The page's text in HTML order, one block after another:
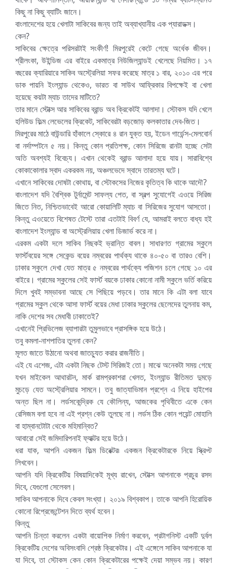
কিছু না কিছু ব্যাটিং জানে।
বাংলাদেশের হয়ে খেলাটা সাকিবের জন্য তাই অব্যাখ্যানীয় এক প্যারাডক্স।
কেন?
সাকিবের ক্ষেত্রে পরিসরটাই সংকীর্ণ! মিরপুরেই কেটে গেছে অর্ধেক জীবন।
শ্রীলংকা, উইন্ডিজ এর বাইরে একমাত্র নিউজিল্যান্ডই খেলেছে নিয়মিত। ১৭
বছরের ক্যারিয়ারে সাকিব অস্ট্রেলিয়া সফর করেছে মাত্র ১ বার, ২০১০ এর পরে
ডাক পায়নি ইংল্যান্ড থেকেও, ভারত বা সাউথ আফ্রিকার বিপক্ষেই বা খেলা
হয়েছে কয়টা ম্যাচ তাদের মাটিতে?
তার মানে স্টোক্স আর সাকিবের ব্রান্ড অব ক্রিকেটই আলাদা। স্টোকস যদি খেলে
হলিউড ফিল্ম লেভেলের ক্রিকেট, সাকিবেরটা বড়জোড় কলকাতার দেব-জিত।
মিরপুরের মাঠে বাউন্ডারি হাঁকালে স্কোরে ৪ রান যুক্ত হয়, ইডেন গার্ডেন্স-মেলবোর্ন
বা নর্দাম্পটনে ৫ নয়। কিন্তু কোন প্রতিপক্ষ, কোন সিরিজে রানটা হচ্ছে সেটা
অতি অবশ্যই বিবেচ্য। এখান থেকেই ব্রান্ড আলাদা হয়ে যায়। সারাবিশ্বে
কোকাকোলার স্বাদ একরকম নয়, অঞ্চলভেদে স্বাদে তারতম্য ঘটে।
এখানে সাকিবের দোষটা কোথায়, বা স্টোকসের নিজের কৃতিত্ব কি থাকে আদৌ?
বাংলাদেশ যদি বৈশ্বিক টুর্নামেন্ট সাফল্য পেত, বা স্বল্প সুযোগেই এওয়ে সিরিজ
জিতে নিত, নিশ্চিতভাবেই আরো কোয়ালিটি ম্যাচ বা সিরিজের সুযোগ আসতো।
কিন্তু এওয়েতে বিশেষত টেস্টে তারা এতটাই বিবর্ণ যে, আমরাই বলতে বাধ্য হই
বাংলাদেশ ইংল্যান্ড বা অস্ট্রেলিয়ায় খেলা ডিজার্ভ করে না।
এরকম একটা দলে সাকিব নিছকই ভ্রান্তি বাবল। সাধারণত গ্রামের স্কুলে
ফার্স্টবয়ের সঙ্গে সেকেন্ড বয়ের নম্বরের পার্থক্য থাকে ৪০-৫০ বা তারও বেশি।
ঢাকার স্কুলে দেখা যেত মাত্র ৫ নম্বরের পার্থক্যে পজিশন চলে গেছে ১০ এর
বাইরে। গ্রামের স্কুলের সেই ফার্স্ট বয়কে ঢাকার কোনো নামী স্কুলে ভর্তি করিয়ে
দিলে খুবই সম্ভাবনা আছে সে পিছিয়ে পড়বে। তার মানে কি এটা বলা যাবে
গ্রামের স্কুল থেকে আসা ফার্স্ট বয়ের মেধা ঢাকার স্কুলের ছেলেদের তুলনায় কম,
নাকি দেশের সব মেধাবী ঢাকাতেই?
এখানেই প্রিভিলেজ ব্যাপারটা তুমুলভাবে প্রাসঙ্গিক হয়ে উঠে।
তবু কমলা-নাশপাতির তুলনা কেন?
মূলত জাতে উঠানো অথবা জাতচ্যুত করার রাজনীতি।
এই যে এশেজ, এটা একটা নিছক টেস্ট সিরিজই তো। মাঝে অনেকটা সময় গেছে
যখন মাইকেল আথারটন, মার্ক রামপ্রকাশরা খেলত, ইংল্যান্ড রীতিমত দুমড়ে
মুচড়ে যেত অস্ট্রেলিয়ার সামনে। তবু জাত্যাভিমান প্রশ্নে এ নিয়ে হাইপের
অন্ত ছিল না। লর্ডসকেন্দ্রিক যে কৌলিন্য, আজকের পৃথিবীতে একে কেন
রেসিজম বলা হবে না এই প্রশ্ন কেউ তুলছে না। লর্ডস ঠিক কোন পয়েন্ট মোহালি
বা হাম্বানটোটা থেকে মহিমান্বিত?
আবারো সেই জমিদারিপনাই ফ্যাক্টর হয়ে উঠে।
ধরা যাক, আপনি একজন ফিল্ম ডিরেক্টর৷ একজন ক্রিকেটারকে নিয়ে স্ক্রিপ্ট
লিখবেন।
আপনি যদি ক্রিকেটিয় বিষয়াদিকেই মূখ্য রাখেন, স্টোক্স আপনাকে প্রচুর রসদ
দিবে, যেগুলো সেলেবল।
সাকিব আপনাকে দিবে কেবল সংখ্যা। ২০১৯ বিশ্বকাপ। তাকে আপনি হিরোয়িক
কোনো রিপ্রেজেন্টেশন দিতে ব্যর্থ হবেন।
কিন্তু
আপনি চিন্তা করলেন একটা বায়োপিক নির্মাণ করবেন, প্রটাগনিস্ট একটি দুর্বল
ক্রিকেটিয় দেশের অবিসংবাদি শ্রেষ্ঠ ক্রিকেটার। এই এঙ্গেলে সাকিব আপনাকে যা
যা দিবে, তা স্টোকস কেন কোন ক্রিকেটারের পক্ষেই দেয়া সম্ভব নয়। কারণ